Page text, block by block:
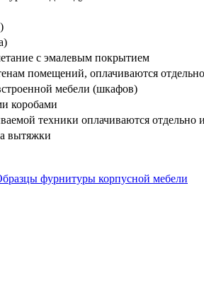
с эмалевым покрытием
помещений, оплачиваются
мебели (шкафов)
коробами
техники оплачиваются отдельно
вытяжки